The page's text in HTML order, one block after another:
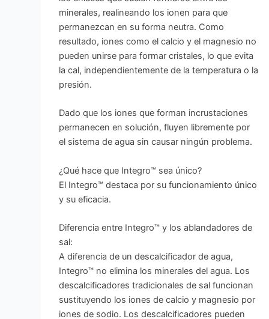
minerales, realineando los ionen para que
permanezcan en su forma neutra. Como
resultado, iones como el calcio y el magnesio no
pueden unirse para formar cristales, lo que evita
la cal, independientemente de la temperatura o la
presión.
Dado que los iones que forman incrustaciones
permanecen en solución, fluyen libremente por
el sistema de agua sin causar ningún problema.
¿Qué hace que Integro™ sea único?
El Integro™ destaca por su funcionamiento único
y su eficacia.
Diferencia entre Integro™ y los ablandadores de
sal:
A diferencia de un descalcificador de agua,
Integro™ no elimina los minerales del agua. Los
descalcificadores tradicionales de sal funcionan
sustituyendo los iones de calcio y magnesio por
iones de sodio. Los descalcificadores pueden